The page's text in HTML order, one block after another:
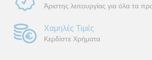
Άριστης λειτουργίας για όλα τα
Χαμηλές Τιμές
Κερδίστε Χρήματα